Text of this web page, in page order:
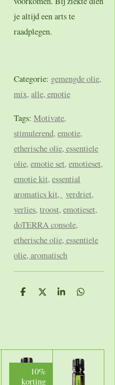
je altijd een arts te
raadplegen.
Categorie: gemengde olie,
mix, alle, emotie
Tags: Motivate,
stimulerend, emotie,
etherische olie, essentiele
olie, emotie set, emotieset,
emotie kit, essential
aromatics kit, verdriet,
verlies, troost, emotieset,
doTERRA console,
etherische olie, essentiele
olie, aromatisch
D
D
S
D
10%
korting